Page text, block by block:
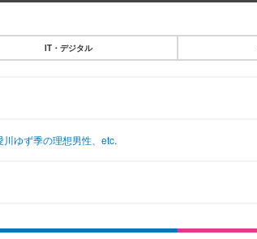
ピング
メTOP
フTOP
IT・デジタル
川ゆず季の理想男性、etc.